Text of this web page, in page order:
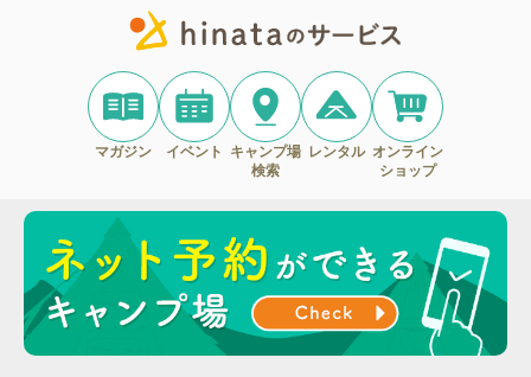
マガジン イベント
キャンプ場
検索
レンタル オンライン
ショップ